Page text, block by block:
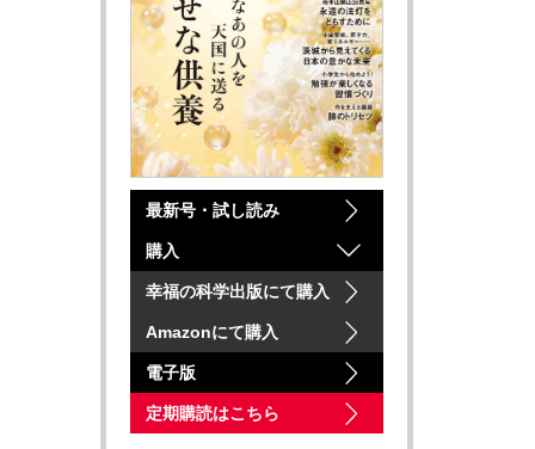
最新号・試し読み
購入
幸福の科学出版にて購入
Amazonにて購入
電子版
定期購読はこちら